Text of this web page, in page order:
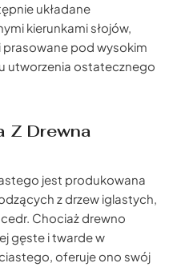
układane
kierunkami słojów,
prasowane pod wysokim
utworzenia ostatecznego
Z Drewna
jest produkowana
z drzew iglastych,
Chociaż drewno
gęste i twarde w
oferuje ono swój